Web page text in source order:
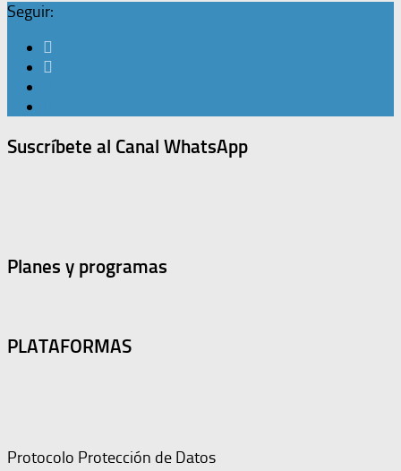
Seguir:
Suscríbete al Canal WhatsApp
Planes y programas
PLATAFORMAS
Protocolo Protección de Datos